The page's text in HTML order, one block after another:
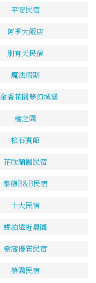
平安民宿
阿季大飯店
別有天民宿
魔法假期
香花園夢幻城堡
檜之園
松石賓館
花欣蘭園民宿
泰德B&B民宿
十大民宿
蝶泊遠近農園
樹窩優質民宿
築園民宿